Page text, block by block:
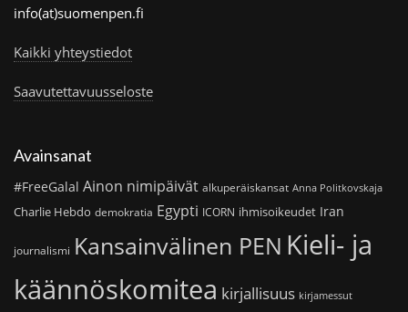
info(at)suomenpen.fi
Kaikki yhteystiedot
Saavutettavuusseloste
Avainsanat
#FreeGalal Ainon nimipäivät alkuperäiskansat Anna Politkovskaja
Charlie Hebdo demokratia Egypti ICORN ihmisoikeudet Iran
journalismi Kansainvälinen PEN Kieli- ja
käännöskomitea kirjallisuus kirjamessut